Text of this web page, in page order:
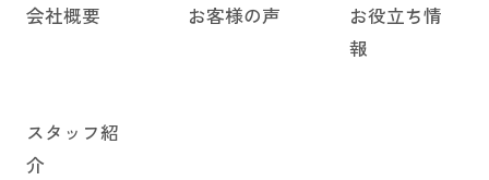
会社概要 お客様の声
お役立ち情
報
スタッフ紹
介